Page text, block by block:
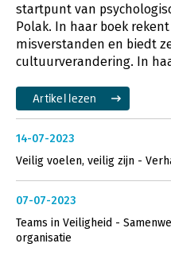
startpunt van
Polak. In haar boek
misverstanden en biedt
cultuurverandering. In
Artikel lezen
14-07-2023
Veilig voelen, veilig zijn -
07-07-2023
Teams in Veiligheid -
organisatie